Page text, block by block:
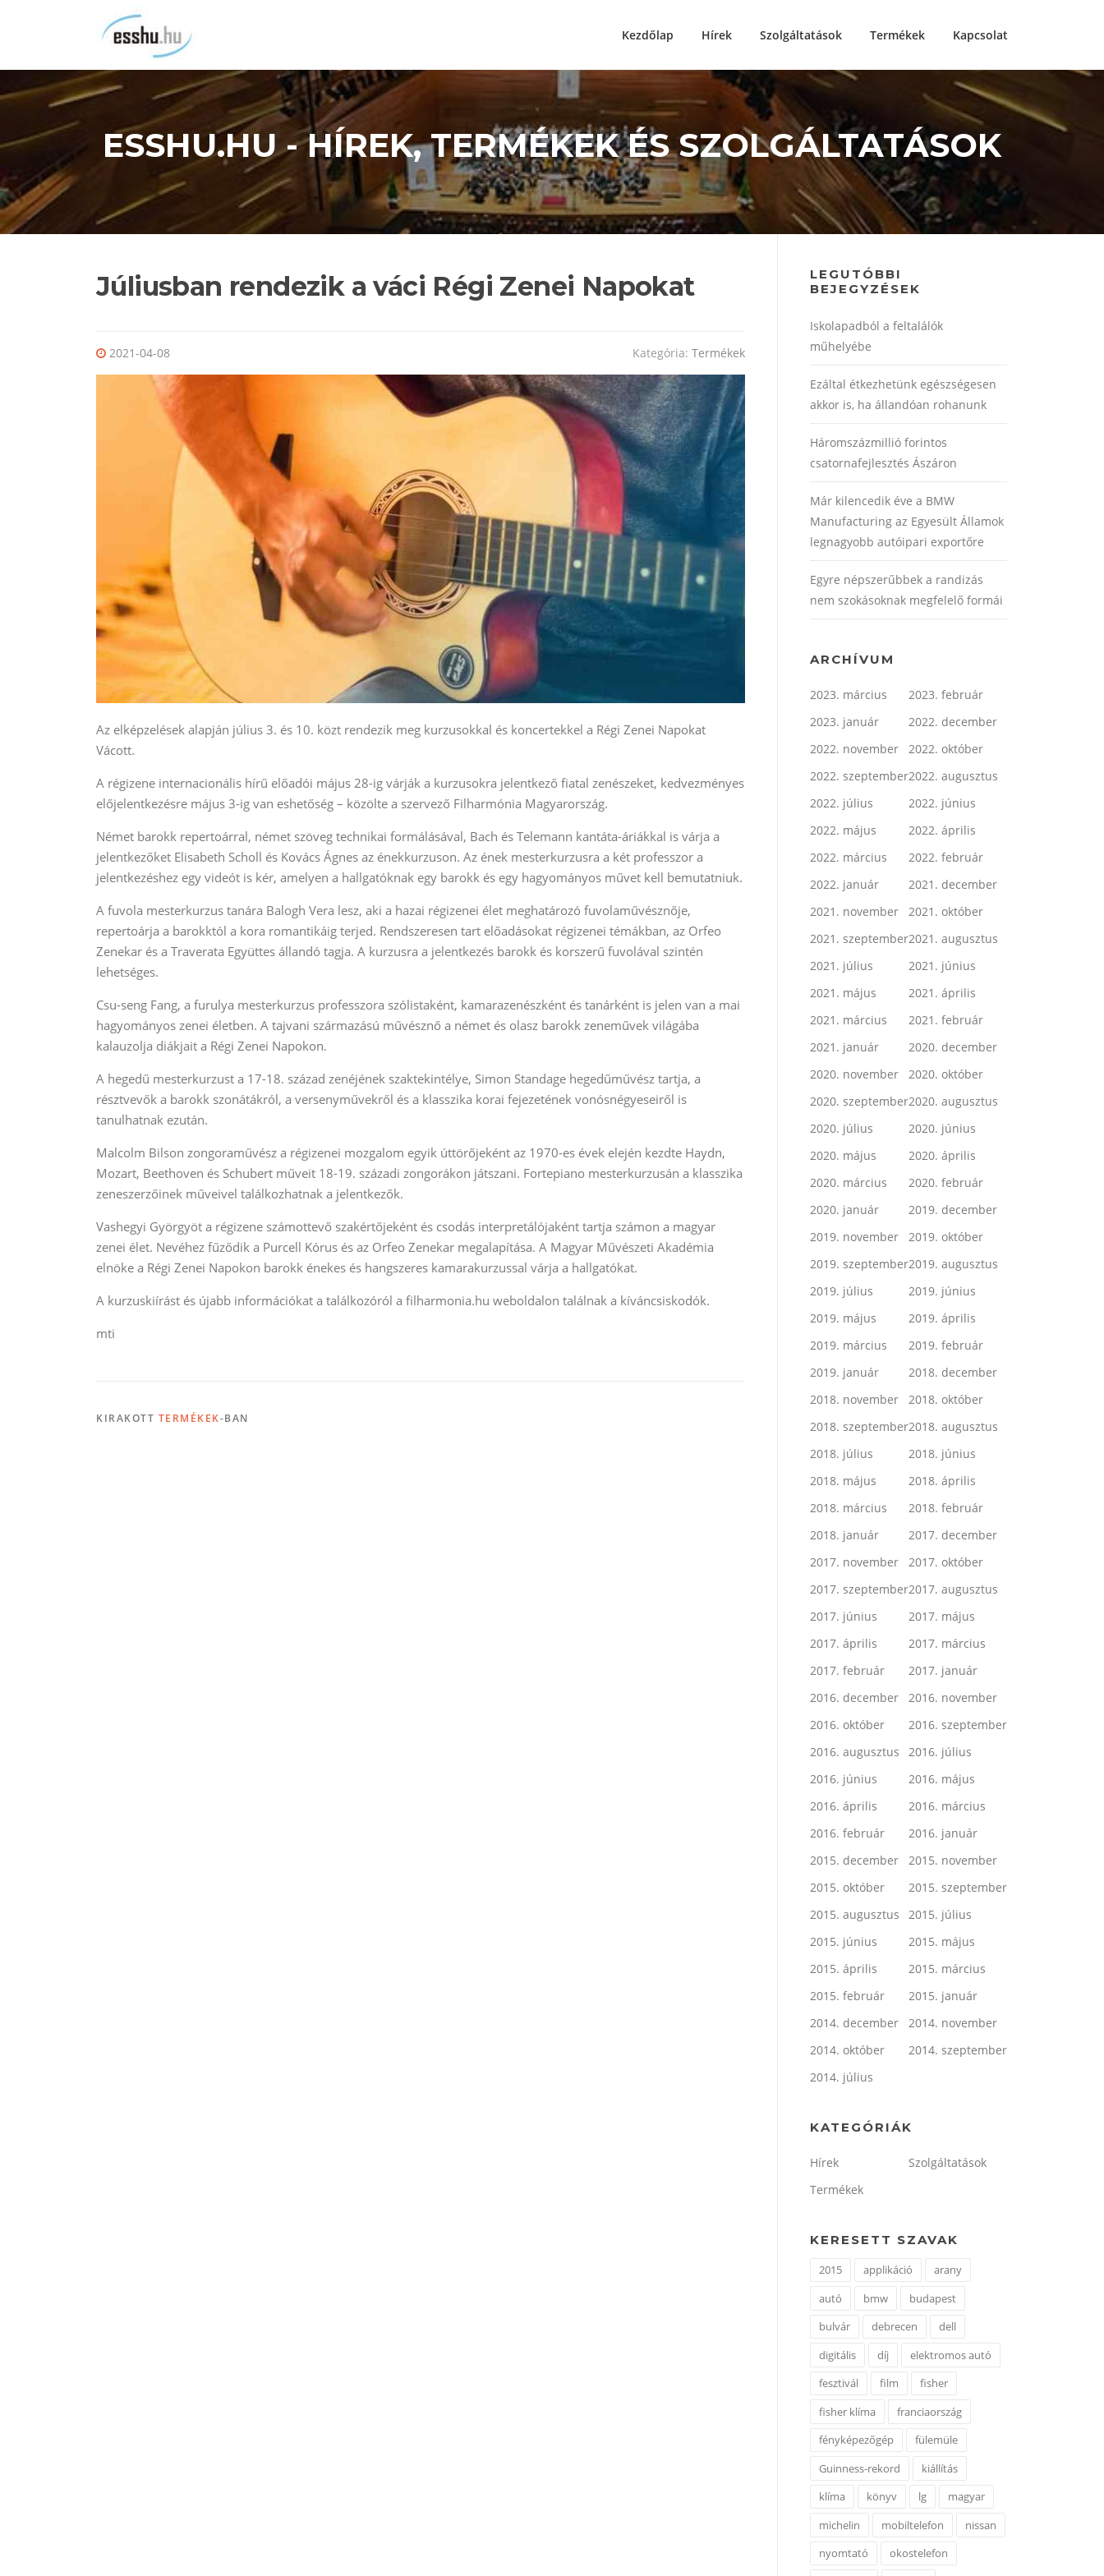
Kezdőlap Hírek Szolgáltatások Termékek Kapcsolat
ESSHU.HU - HÍREK, TERMÉKEK ÉS SZOLGÁLTATÁSOK
Júliusban rendezik a váci Régi Zenei Napokat
2021-04-08 Kategória: Termékek
Az elképzelések alapján július 3. és 10. közt rendezik meg kurzusokkal és koncertekkel a Régi Zenei Napokat
Vácott.
A régizene internacionális hírű előadói május 28-ig várják a kurzusokra jelentkező fiatal zenészeket, kedvezményes
előjelentkezésre május 3-ig van eshetőség – közölte a szervező Filharmónia Magyarország.
Német barokk repertoárral, német szöveg technikai formálásával, Bach és Telemann kantáta-áriákkal is várja a
jelentkezőket Elisabeth Scholl és Kovács Ágnes az énekkurzuson. Az ének mesterkurzusra a két professzor a
jelentkezéshez egy videót is kér, amelyen a hallgatóknak egy barokk és egy hagyományos művet kell bemutatniuk.
A fuvola mesterkurzus tanára Balogh Vera lesz, aki a hazai régizenei élet meghatározó fuvolaművésznője,
repertoárja a barokktól a kora romantikáig terjed. Rendszeresen tart előadásokat régizenei témákban, az Orfeo
Zenekar és a Traverata Együttes állandó tagja. A kurzusra a jelentkezés barokk és korszerű fuvolával szintén
lehetséges.
Csu-seng Fang, a furulya mesterkurzus professzora szólistaként, kamarazenészként és tanárként is jelen van a mai
hagyományos zenei életben. A tajvani származású művésznő a német és olasz barokk zeneművek világába
kalauzolja diákjait a Régi Zenei Napokon.
A hegedű mesterkurzust a 17-18. század zenéjének szaktekintélye, Simon Standage hegedűművész tartja, a
résztvevők a barokk szonátákról, a versenyművekről és a klasszika korai fejezetének vonósnégyeseiről is
tanulhatnak ezután.
Malcolm Bilson zongoraművész a régizenei mozgalom egyik úttörőjeként az 1970-es évek elején kezdte Haydn,
Mozart, Beethoven és Schubert műveit 18-19. századi zongorákon játszani. Fortepiano mesterkurzusán a klasszika
zeneszerzőinek műveivel találkozhatnak a jelentkezők.
Vashegyi Györgyöt a régizene számottevő szakértőjeként és csodás interpretálójaként tartja számon a magyar
zenei élet. Nevéhez fűződik a Purcell Kórus és az Orfeo Zenekar megalapítása. A Magyar Művészeti Akadémia
elnöke a Régi Zenei Napokon barokk énekes és hangszeres kamarakurzussal várja a hallgatókat.
A kurzuskiírást és újabb információkat a találkozóról a filharmonia.hu weboldalon találnak a kíváncsiskodók.
mti
KIRAKOTT TERMÉKEK-BAN
LEGUTÓBBI
BEJEGYZÉSEK
Iskolapadból a feltalálók
műhelyébe
Ezáltal étkezhetünk egészségesen
akkor is, ha állandóan rohanunk
Háromszázmillió forintos
csatornafejlesztés Ászáron
Már kilencedik éve a BMW
Manufacturing az Egyesült Államok
legnagyobb autóipari exportőre
Egyre népszerűbbek a randizás
nem szokásoknak megfelelő formái
ARCHÍVUM
2023. március
2023. február
2023. január
2022. december
2022. november
2022. október
2022. szeptember2022. augusztus
2022. július
2022. június
2022. május
2022. április
2022. március
2022. február
2022. január
2021. december
2021. november
2021. október
2021. szeptember2021. augusztus
2021. július
2021. június
2021. május
2021. április
2021. március
2021. február
2021. január
2020. december
2020. november
2020. október
2020. szeptember2020. augusztus
2020. július
2020. június
2020. május
2020. április
2020. március
2020. február
2020. január
2019. december
2019. november
2019. október
2019. szeptember2019. augusztus
2019. július
2019. június
2019. május
2019. április
2019. március
2019. február
2019. január
2018. december
2018. november
2018. október
2018. szeptember2018. augusztus
2018. július
2018. június
2018. május
2018. április
2018. március
2018. február
2018. január
2017. december
2017. november
2017. október
2017. szeptember2017. augusztus
2017. június
2017. május
2017. április
2017. március
2017. február
2017. január
2016. december
2016. november
2016. október
2016. szeptember
2016. augusztus
2016. július
2016. június
2016. május
2016. április
2016. március
2016. február
2016. január
2015. december
2015. november
2015. október
2015. szeptember
2015. augusztus
2015. július
2015. június
2015. május
2015. április
2015. március
2015. február
2015. január
2014. december
2014. november
2014. október
2014. szeptember
2014. július
KATEGÓRIÁK
Hírek
Szolgáltatások
Termékek
KERESETT SZAVAK
2015 applikáció
arany
autó
bmw
budapest
bulvár
debrecen
dell
digitális
díj
elektromos autó
fesztivál
film
fisher
fisher klíma
franciaország
fényképezőgép
fülemüle
Guinness-rekord
kiállítás
klíma
könyv lg
magyar
michelin
mobiltelefon
nissan
nyomtató
okostelefon